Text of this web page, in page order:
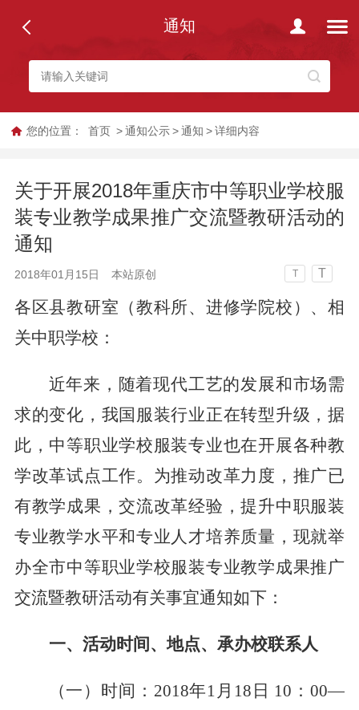
通知
您的位置： 首页 > 通知公示 > 通知 > 详细内容
关于开展2018年重庆市中等职业学校服
装专业教学成果推广交流暨教研活动的
通知
2018年01月15日 本站原创 T T
各区县教研室（教科所、进修学院校）、相
关中职学校：
近年来，随着现代工艺的发展和市场需
求的变化，我国服装行业正在转型升级，据
此，中等职业学校服装专业也在开展各种教
学改革试点工作。为推动改革力度，推广已
有教学成果，交流改革经验，提升中职服装
专业教学水平和专业人才培养质量，现就举
办全市中等职业学校服装专业教学成果推广
交流暨教研活动有关事宜通知如下：
一、活动时间、地点、承办校联系人
（一）时间： 2018年1 月 18 日 10 ：00—